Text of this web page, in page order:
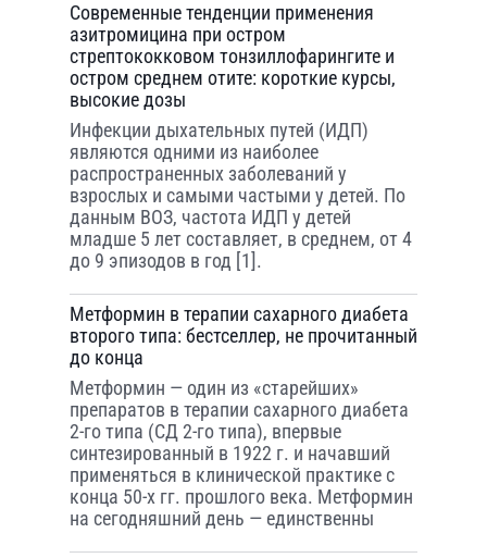
Современные тенденции применения
азитромицина при остром
стрептококковом тонзиллофарингите и
остром среднем отите: короткие курсы,
высокие дозы
Инфекции дыхательных путей (ИДП)
являются одними из наиболее
распространенных заболеваний у
взрослых и самыми частыми у детей. По
данным ВОЗ, частота ИДП у детей
младше 5 лет составляет, в среднем, от 4
до 9 эпизодов в год [1].
Метформин в терапии сахарного диабета
второго типа: бестселлер, не прочитанный
до конца
Метформин — один из «старейших»
препара­тов в терапии сахарного диабета
2-го типа (СД 2-го типа), впервые
синтезированный в 1922 г. и начавший
применяться в клинической прак­тике с
конца 50-х гг. прошлого века. Метформин
на сегод­няшний день — единственны